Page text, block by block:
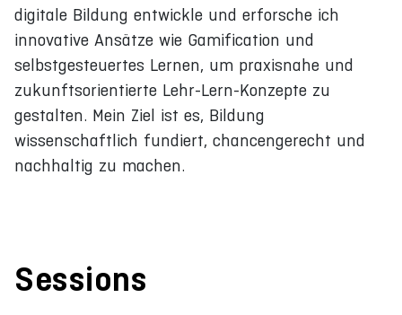
digitale Bildung entwickle und erforsche ich
innovative Ansätze wie Gamification und
selbstgesteuertes Lernen, um praxisnahe und
zukunftsorientierte Lehr-Lern-Konzepte zu
gestalten. Mein Ziel ist es, Bildung
wissenschaftlich fundiert, chancengerecht und
nachhaltig zu machen.
Sessions